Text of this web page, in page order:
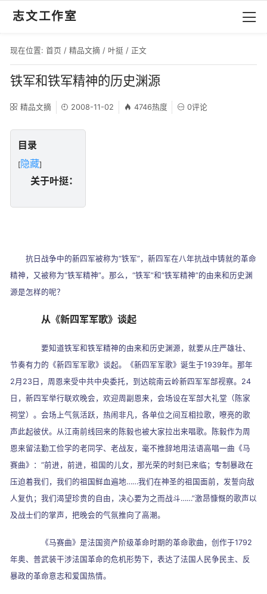
志文工作室
现在位置: 首页 / 精品文摘 / 叶挺 / 正文
铁军和铁军精神的历史渊源
精品文摘 2008-11-02 4746热度 0评论
目录
[隐藏]
关于叶挺：
抗日战争中的新四军被称为“铁军”，新四军在八年抗战中铸就的革命
精神，又被称为“铁军精神”。那么， “铁军”和“铁军精神”的由来和历史渊
源是怎样的呢？
从《新四军军歌》谈起
要知道铁军和铁军精神的由来和历史渊源，就要从庄严雄壮、
节奏有力的《新四军军歌》谈起。《新四军军歌》诞生于1939年。那年
2 月 23 日，周恩来受中共中央委托，到达皖南云岭新四军军部视察。 24
日，新四军举行联欢晚会，欢迎周副恩来，会场设在军部大礼堂（陈家
祠堂）。会场上气氛活跃，热闹非凡，各单位之间互相拉歌，嘹亮的歌
声此起彼伏。从江南前线回来的陈毅也被大家拉出来唱歌。陈毅作为周
恩来留法勤工俭学的老同学、老战友，毫不推辞地用法语高唱一曲《马
赛曲》： “前进，前进，祖国的儿女，那光荣的时刻已来临；专制暴政在
压迫着我们，我们的祖国鲜血遍地……我们在神圣的祖国面前，发誓向敌
人复仇；我们渴望珍贵的自由，决心要为之而战斗……”激昂慷慨的歌声以
及战士们的掌声，把晚会的气氛推向了高潮。
《马赛曲》是法国资产阶级革命时期的革命歌曲，创作于1792
年奥、普武装干涉法国革命的危机形势下，表达了法国人民争民主、反
暴政的革命意志和爱国热情。